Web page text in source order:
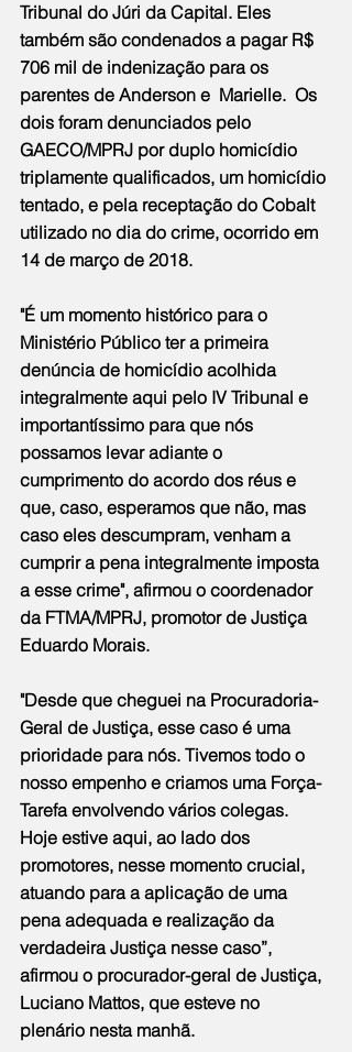
Tribunal do Júri da Capital. Eles
também são condenados a pagar R$
706 mil de indenização para os
parentes de Anderson e  Marielle.  Os
dois foram denunciados pelo
GAECO/MPRJ por duplo homicídio
triplamente qualificados, um homicídio
tentado, e pela receptação do Cobalt
utilizado no dia do crime, ocorrido em
14 de março de 2018.
"É um momento histórico para o
Ministério Público ter a primeira
denúncia de homicídio acolhida
integralmente aqui pelo IV Tribunal e
importantíssimo para que nós
possamos levar adiante o
cumprimento do acordo dos réus e
que, caso, esperamos que não, mas
caso eles descumpram, venham a
cumprir a pena integralmente imposta
a esse crime", afirmou o coordenador
da FTMA/MPRJ, promotor de Justiça
Eduardo Morais.
"Desde que cheguei na Procuradoria-
Geral de Justiça, esse caso é uma
prioridade para nós. Tivemos todo o
nosso empenho e criamos uma Força-
Tarefa envolvendo vários colegas.
Hoje estive aqui, ao lado dos
promotores, nesse momento crucial,
atuando para a aplicação de uma
pena adequada e realização da
verdadeira Justiça nesse caso”,
afirmou o procurador-geral de Justiça,
Luciano Mattos, que esteve no
plenário nesta manhã.